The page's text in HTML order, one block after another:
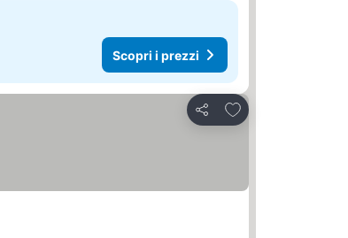
Scopri i prezzi
Condividi
Aggiungi ai preferiti